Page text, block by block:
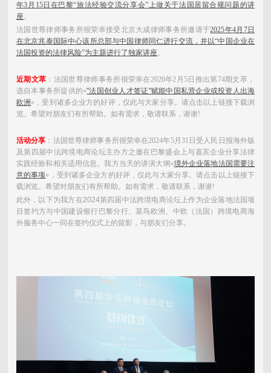
年3月15日在巴黎“旅法经验交流分享会”上做关于法国居留合规问题的讲
座。
法国世尊律师事务所很荣幸接受北京大成律师事务所邀请于2025年4月7日
在北京兆泰国际中心该所总部与中国律师同仁进行交流，并以“中国企业在
法国投资的法律风险”为主题进行了独家讲座。
近期文萃 ：法国世尊律师事务所很荣幸在2026年2月5日推出第74期文萃，
选自本事务所提供的«"法国创业人才签证"赋能中国私营企业或投资人出海
欧洲»，受到诸多企业方的好评，仅此与大家分享。 请点击以上链接下载浏
览。希望对朋友们有所帮助。如有需求，敬请联系，谢谢!
活动分享 ：法国世尊律师事务所很荣幸在2024年5月31日受人民日报海外版
及第四届中法跨境电商论坛主办方之邀在巴黎盛会上与嘉宾企业分享法律
实践经验和相关适用信息。我方当天的讲演大纲«境外企业落地法国需要注
意的事项»，受到诸多企业方的好评，仅此与大家分享。请点击以上链接下
载浏览。希望对朋友们有所帮助。如有需求，敬请联系，谢谢!
此外，以下为我方在2024第四届中法跨境电商论坛上作为企业落地法国项
目签约方与中国建设银行巴黎分行、菜鸟欧洲、中欧（法国）跨境电商海
外服务中心一同在签约仪式上的留影，与朋友们分享。